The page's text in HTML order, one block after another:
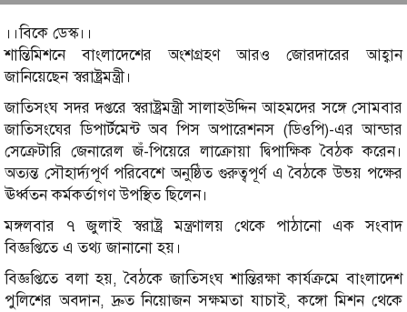
।।বিকে ডেস্ক।।
শান্তিমিশনে বাংলাদেশের অংশগ্রহণ আরও জোরদারের আহ্বান
জানিয়েছেন স্বরাষ্ট্রমন্ত্রী।
জাতিসংঘ সদর দপ্তরে স্বরাষ্ট্রমন্ত্রী সালাহউদ্দিন আহমদের সঙ্গে সোমবার
জাতিসংঘের ডিপার্টমেন্ট অব পিস অপারেশনস (ডিওপি)-এর আন্ডার
সেক্রেটারি জেনারেল জঁ-পিয়েরে লাক্রোয়া দ্বিপাক্ষিক বৈঠক করেন।
অত্যন্ত সৌহার্দ্যপূর্ণ পরিবেশে অনুষ্ঠিত গুরুত্বপূর্ণ এ বৈঠকে উভয় পক্ষের
ঊর্ধ্বতন কর্মকর্তাগণ উপস্থিত ছিলেন।
মঙ্গলবার ৭ জুলাই স্বরাষ্ট্র মন্ত্রণালয় থেকে পাঠানো এক সংবাদ
বিজ্ঞপ্তিতে এ তথ্য জানানো হয়।
বিজ্ঞপ্তিতে বলা হয়, বৈঠকে জাতিসংঘ শান্তিরক্ষা কার্যক্রমে বাংলাদেশ
পুলিশের অবদান, দ্রুত নিয়োজন সক্ষমতা যাচাই, কঙ্গো মিশন থেকে